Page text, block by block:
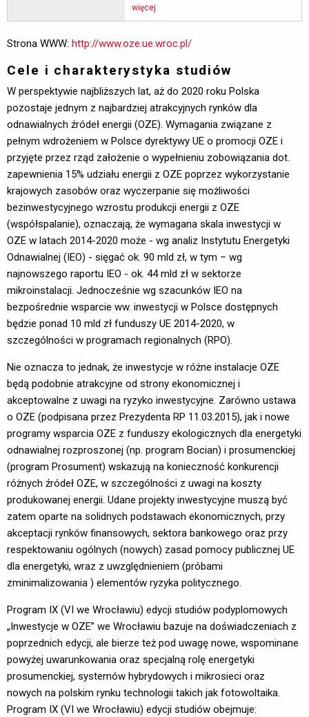
więcej
Strona WWW: http://www.oze.ue.wroc.pl/
Cele i charakterystyka studiów
W perspektywie najbliższych lat, aż do 2020 roku Polska
pozostaje jednym z najbardziej atrakcyjnych rynków dla
odnawialnych źródeł energii (OZE). Wymagania związane z
pełnym wdrożeniem w Polsce dyrektywy UE o promocji OZE i
przyjęte przez rząd założenie o wypełnieniu zobowiązania dot.
zapewnienia 15% udziału energii z OZE poprzez wykorzystanie
krajowych zasobów oraz wyczerpanie się możliwości
bezinwestycyjnego wzrostu produkcji energii z OZE
(współspalanie), oznaczają, że wymagana skala inwestycji w
OZE w latach 2014-2020 może - wg analiz Instytutu Energetyki
Odnawialnej (IEO) - sięgać ok. 90 mld zł, w tym – wg
najnowszego raportu IEO - ok. 44 mld zł w sektorze
mikroinstalacji. Jednocześnie wg szacunków IEO na
bezpośrednie wsparcie ww. inwestycji w Polsce dostępnych
będzie ponad 10 mld zł funduszy UE 2014-2020, w
szczególności w programach regionalnych (RPO).
Nie oznacza to jednak, że inwestycje w różne instalacje OZE
będą podobnie atrakcyjne od strony ekonomicznej i
akceptowalne z uwagi na ryzyko inwestycyjne. Zarówno ustawa
o OZE (podpisana przez Prezydenta RP 11.03.2015), jak i nowe
programy wsparcia OZE z funduszy ekologicznych dla energetyki
odnawialnej rozproszonej (np. program Bocian) i prosumenckiej
(program Prosument) wskazują na konieczność konkurencji
różnych źródeł OZE, w szczególności z uwagi na koszty
produkowanej energii. Udane projekty inwestycyjne muszą być
zatem oparte na solidnych podstawach ekonomicznych, przy
akceptacji rynków finansowych, sektora bankowego oraz przy
respektowaniu ogólnych (nowych) zasad pomocy publicznej UE
dla energetyki, wraz z uwzględnieniem (próbami
zminimalizowania ) elementów ryzyka politycznego.
Program IX (VI we Wrocławiu) edycji studiów podyplomowych
„Inwestycje w OZE” we Wrocławiu bazuje na doświadczeniach z
poprzednich edycji, ale bierze też pod uwagę nowe, wspominane
powyżej uwarunkowania oraz specjalną rolę energetyki
prosumenckiej, systemów hybrydowych i mikrosieci oraz
nowych na polskim rynku technologii takich jak fotowoltaika.
Program IX (VI we Wrocławiu) edycji studiów obejmuje: